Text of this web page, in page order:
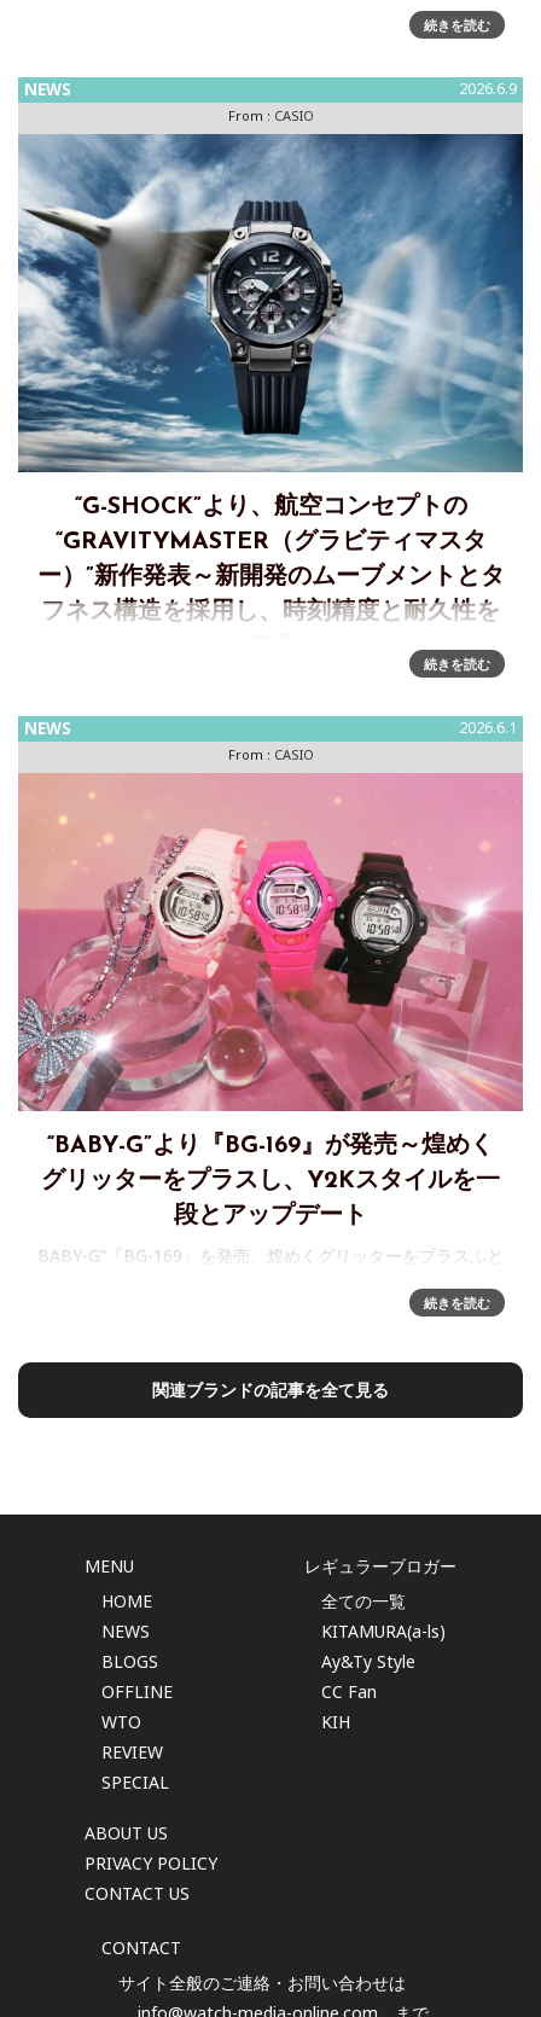
樫尾俊雄発明記念館で 小学生向け夏休み企画展示を開催～謎
を解きながら館内を回ってガチャガチャに挑戦できる「謎解
念財団が運営する樫尾俊雄発明記念館は、7月22日（水）から
8月5日（水
続きを読む
NEWS 2026.6.9
From : CASIO
“G-SHOCK”より、航空コンセプトの
“GRAVITYMASTER（グラビティマスタ
ー）”新作発表～新開発のムーブメントとタ
フネス構造を採用し、時刻精度と耐久性を
SHOCK” 新開発のムーブメントと構造により機能性を向上カ
シオ計算機は、耐衝撃ウオッチ“G-SHOCK”より、航空コンセ
プトの &
続きを読む
NEWS 2026.6.1
From : CASIO
“BABY-G”より『BG-169』が発売～煌めく
グリッターをプラスし、Y2Kスタイルを一
段とアップデート
BABY-G”『BG-169』を発売、煌めくグリッターをプラスふと
プデート。アクティブな女性のためのカジュアルウオッ
続きを読む
関連ブランドの記事を全て見る
MENU
HOME
NEWS
BLOGS
OFFLINE
WTO
REVIEW
SPECIAL
ABOUT US
PRIVACY POLICY
CONTACT US
レギュラーブロガー
全ての一覧
KITAMURA(a-ls)
Ay&Ty Style
CC Fan
KIH
CONTACT
サイト全般のご連絡・お問い合わせは